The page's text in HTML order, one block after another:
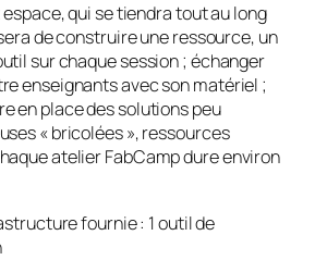
espace, qui se tiendra tout au long
de construire une ressource, un
sur chaque session ; échanger
enseignants avec son matériel ;
en place des solutions peu
« bricolées », ressources
atelier FabCamp dure environ
fournie : 1 outil de